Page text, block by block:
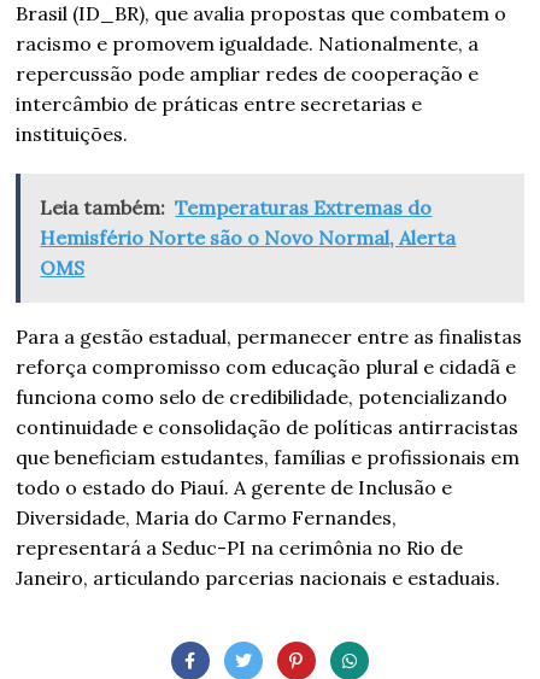
Brasil (ID_BR), que avalia propostas que combatem o
racismo e promovem igualdade. Nationalmente, a
repercussão pode ampliar redes de cooperação e
intercâmbio de práticas entre secretarias e
instituições.
Leia também: Temperaturas Extremas do
Hemisfério Norte são o Novo Normal, Alerta
OMS
Para a gestão estadual, permanecer entre as finalistas
reforça compromisso com educação plural e cidadã e
funciona como selo de credibilidade, potencializando
continuidade e consolidação de políticas antirracistas
que beneficiam estudantes, famílias e profissionais em
todo o estado do Piauí. A gerente de Inclusão e
Diversidade, Maria do Carmo Fernandes,
representará a Seduc-PI na cerimônia no Rio de
Janeiro, articulando parcerias nacionais e estaduais.